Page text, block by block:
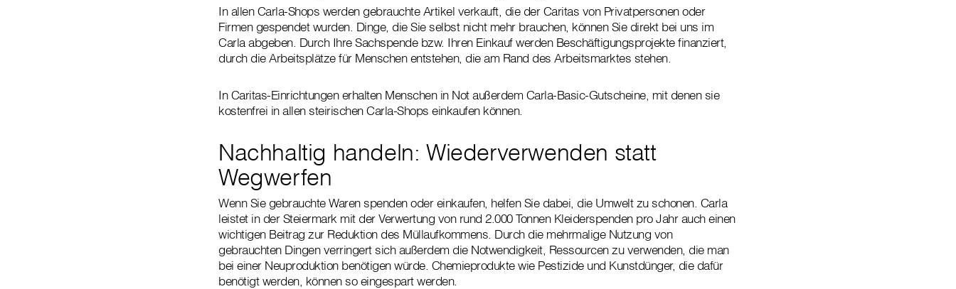
In allen Carla-Shops werden gebrauchte Artikel verkauft, die der Caritas von Privatpersonen oder
Firmen gespendet wurden. Dinge, die Sie selbst nicht mehr brauchen, können Sie direkt bei uns im
Carla abgeben. Durch Ihre Sachspende bzw. Ihren Einkauf werden Beschäftigungsprojekte finanziert,
durch die Arbeitsplätze für Menschen entstehen, die am Rand des Arbeitsmarktes stehen.
In Caritas-Einrichtungen erhalten Menschen in Not außerdem Carla-Basic-Gutscheine, mit denen sie
kostenfrei in allen steirischen Carla-Shops einkaufen können.
Nachhaltig handeln: Wiederverwenden statt
Wegwerfen
Wenn Sie gebrauchte Waren spenden oder einkaufen, helfen Sie dabei, die Umwelt zu schonen. Carla
leistet in der Steiermark mit der Verwertung von rund 2.000 Tonnen Kleiderspenden pro Jahr auch einen
wichtigen Beitrag zur Reduktion des Müllaufkommens. Durch die mehrmalige Nutzung von
gebrauchten Dingen verringert sich außerdem die Notwendigkeit, Ressourcen zu verwenden, die man
bei einer Neuproduktion benötigen würde. Chemieprodukte wie Pestizide und Kunstdünger, die dafür
benötigt werden, können so eingespart werden.